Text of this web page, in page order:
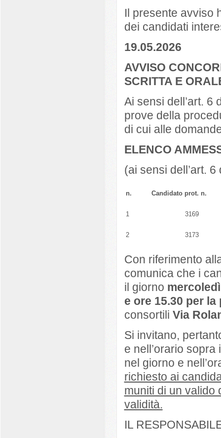
Il presente avviso
dei candidati
19.05.2026
AVVISO
SCRITTA E
Ai sensi dell’art. 6
prove della
di cui alle
ELENCO
(ai sensi dell’art.
n. Candidato prot. n.
1 3169
2 3173
Con riferimento
comunica che i
il giorno
e ore 15.30 per
consortili Via
Si invitano,
e nell’orario
nel giorno e
richiesto ai
muniti di un valido
validità.
IL